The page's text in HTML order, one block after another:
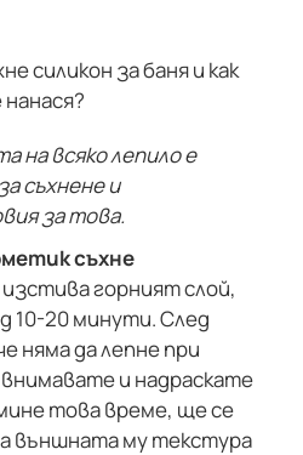
на всяко лепило е
съхнене и
за това.
съхне
горният слой,
10-20 минути. След
няма да лепне при
внимавате и надраскате
това време, ще се
външната му текстура